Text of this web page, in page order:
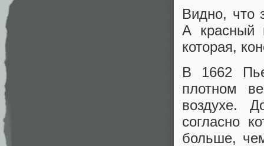
Видно, что
А красный
которая,
В 1662
плотном
воздухе.
согласно
больше,